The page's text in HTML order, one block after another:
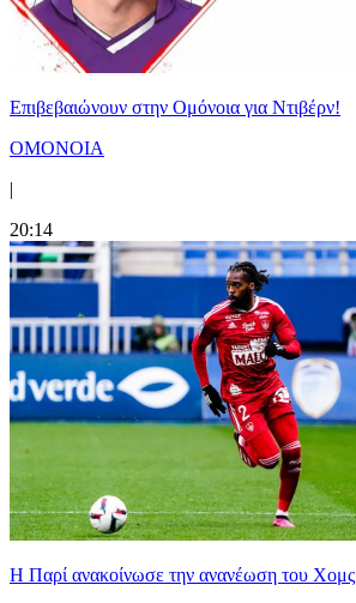
Επιβεβαιώνουν στην Ομόνοια για Ντιβέρν!
ΟΜΟΝΟΙΑ
|
20:14
Η Παρί ανακοίνωσε την ανανέωση του Χομς